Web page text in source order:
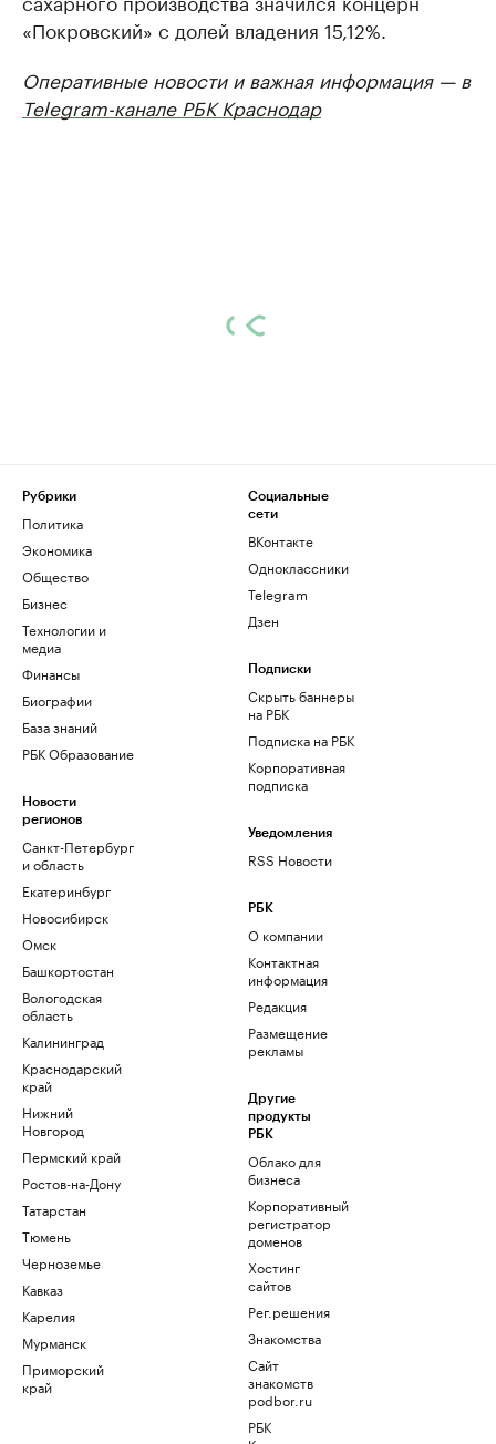
«Покровский» с долей владения 15,12%.
Оперативные новости и важная информация — в
Telegram-канале РБК Краснодар
Рубрики
Политика
Экономика
Общество
Бизнес
Технологии и
медиа
Финансы
Биографии
База знаний
РБК Образование
Новости
регионов
Санкт-Петербург
и область
Екатеринбург
Новосибирск
Омск
Башкортостан
Вологодская
область
Калининград
Краснодарский
край
Нижний
Новгород
Пермский край
Ростов-на-Дону
Татарстан
Тюмень
Черноземье
Кавказ
Карелия
Мурманск
Приморский
край
Социальные
сети
ВКонтакте
Одноклассники
Telegram
Дзен
Подписки
Скрыть баннеры
на РБК
Подписка на РБК
Корпоративная
подписка
Уведомления
RSS Новости
РБК
О компании
Контактная
информация
Редакция
Размещение
рекламы
Другие
продукты
РБК
Облако для
бизнеса
Корпоративный
регистратор
доменов
Хостинг
сайтов
Рег.решения
Знакомства
Сайт
знакомств
podbor.ru
РБК